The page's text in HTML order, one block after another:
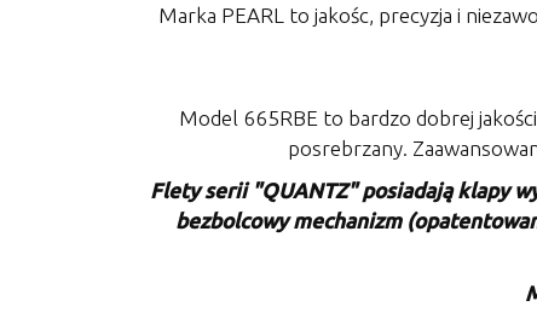
Marka PEARL to jakośc, precyzja i
Model 665RBE to bardzo dobrej
posrebrzany.
Flety serii "QUANTZ" posiadają klapy
bezbolcowy mechanizm